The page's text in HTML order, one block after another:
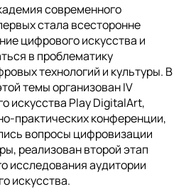
современного
стала всесторонне
цифрового искусства и
в проблематику
технологий и культуры. В
темы организован IV
искусства Play DigitalArt,
практических конференции,
вопросы цифровизации
реализован второй этап
исследования аудитории
искусства.